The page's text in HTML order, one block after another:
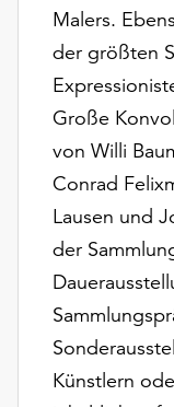
über
Schaltfläche
„Auswählen“.
Weitere
Informationen
finden
unserer
oder
dem
Impressum
Malers.
der größten
Große
von Willi
Conrad
Lausen und
der
Künstlern